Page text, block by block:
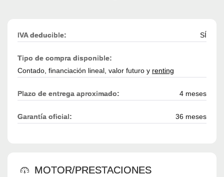
IVA deducible: SÍ
Tipo de compra disponible:
Contado, financiación lineal, valor futuro y renting
Plazo de entrega aproximado: 4 meses
Garantía oficial: 36 meses
MOTOR/PRESTACIONES